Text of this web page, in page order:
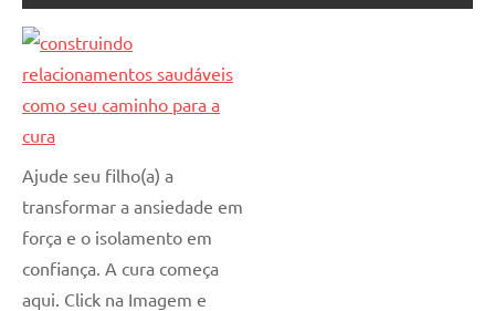
Ajude seu filho(a) a
transformar a ansiedade em
força e o isolamento em
confiança. A cura começa
aqui. Click na Imagem e